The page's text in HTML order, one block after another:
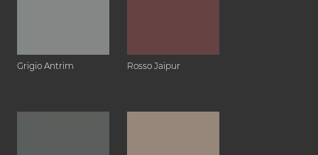
Grigio Antrim Rosso Jaipur